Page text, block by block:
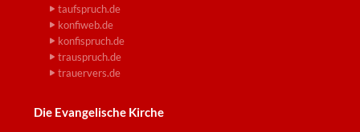
taufspruch.de
konfiweb.de
konfispruch.de
trauspruch.de
trauervers.de
Die Evangelische Kirche